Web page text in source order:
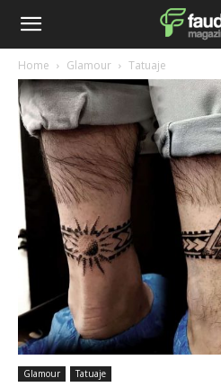
Home Glamour Tatuaje
Glamour Tatuaje